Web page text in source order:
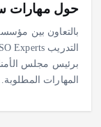
حول مهارات سوق
برئيس مجلس
المهارات المطلوبة…